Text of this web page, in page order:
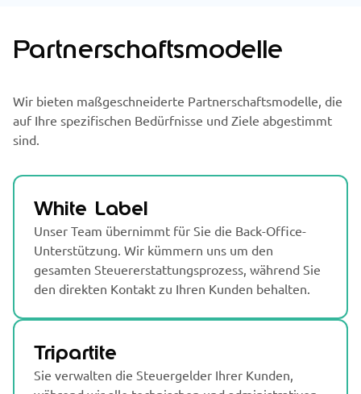
Partnerschaftsmodelle
Wir bieten maßgeschneiderte Partnerschaftsmodelle, die
auf Ihre spezifischen Bedürfnisse und Ziele abgestimmt
sind.
White Label
Unser Team übernimmt für Sie die Back-Office-
Unterstützung. Wir kümmern uns um den
gesamten Steuererstattungsprozess, während Sie
den direkten Kontakt zu Ihren Kunden behalten.
Tripartite
Sie verwalten die Steuergelder Ihrer Kunden,